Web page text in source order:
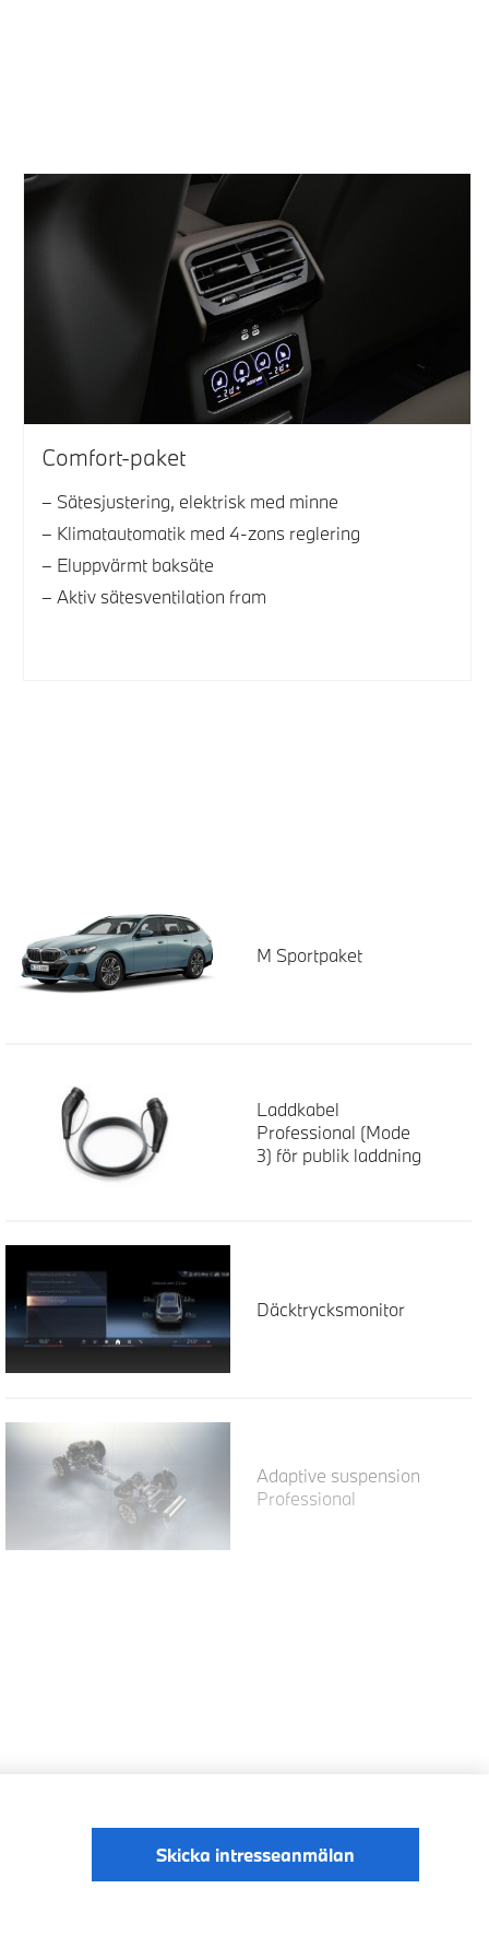
Comfort-paket
Sätesjustering, elektrisk med minne
Klimatautomatik med 4-zons reglering
Eluppvärmt baksäte
Aktiv sätesventilation fram
M Sportpaket
Laddkabel
Professional (Mode
3) för publik laddning
Däcktrycksmonitor
Adaptive suspension
Professional
Skicka intresseanmälan